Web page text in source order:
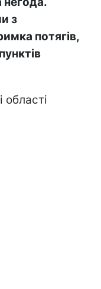
з
потягів,
області